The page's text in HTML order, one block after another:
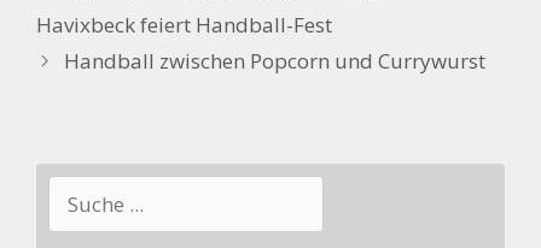
Havixbeck feiert Handball-Fest
Handball zwischen Popcorn und Currywurst